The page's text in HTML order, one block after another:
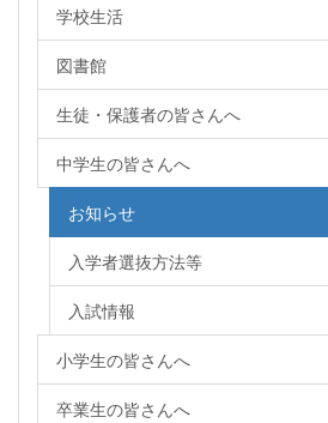
学校生活
図書館
生徒・保護者の皆さんへ
中学生の皆さんへ
お知らせ
入学者選抜方法等
入試情報
小学生の皆さんへ
卒業生の皆さんへ